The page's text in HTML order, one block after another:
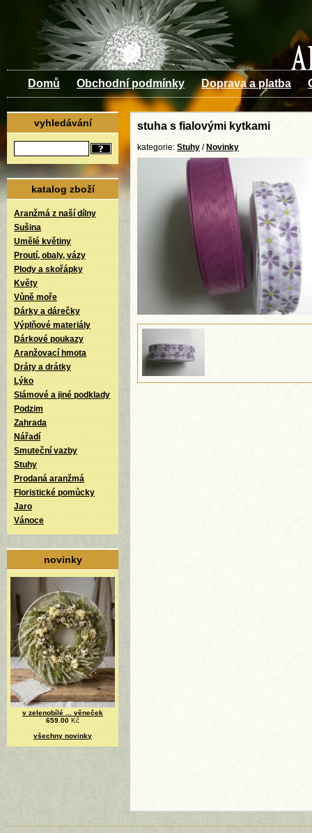
Domů Obchodní podmínky Doprava a platba
vyhledávání
katalog zboží
Aranžmá z naší dílny
Sušina
Umělé květiny
Proutí, obaly, vázy
Plody a skořápky
Květy
Vůně moře
Dárky a dárečky
Výplňové materiály
Dárkové poukazy
Aranžovací hmota
Dráty a drátky
Lýko
Slámové a jiné podklady
Podzim
Zahrada
Nářadí
Smuteční vazby
Stuhy
Prodaná aranžmá
Floristické pomůcky
Jaro
Vánoce
novinky
v zelenobílé ... věneček
659.00 Kč
všechny novinky
stuha s fialovými kytkami
kategorie: Stuhy / Novinky